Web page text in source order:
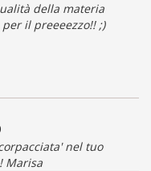
della materia
per il preeeezzo!! ;)
nel tuo
Marisa